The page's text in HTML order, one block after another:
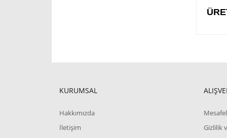
KURUMSAL
Hakkımızda
İletişim
Gizlilik